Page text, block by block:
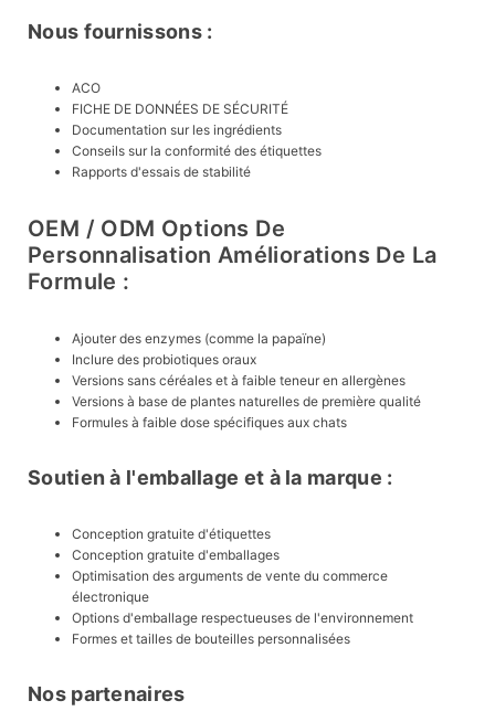
Nous fournissons :
ACO
FICHE DE DONNÉES DE SÉCURITÉ
Documentation sur les ingrédients
Conseils sur la conformité des étiquettes
Rapports d'essais de stabilité
OEM / ODM Options De
Personnalisation Améliorations De La
Formule :
Ajouter des enzymes (comme la papaïne)
Inclure des probiotiques oraux
Versions sans céréales et à faible teneur en allergènes
Versions à base de plantes naturelles de première qualité
Formules à faible dose spécifiques aux chats
Soutien à l'emballage et à la marque :
Conception gratuite d'étiquettes
Conception gratuite d'emballages
Optimisation des arguments de vente du commerce
électronique
Options d'emballage respectueuses de l'environnement
Formes et tailles de bouteilles personnalisées
Nos partenaires